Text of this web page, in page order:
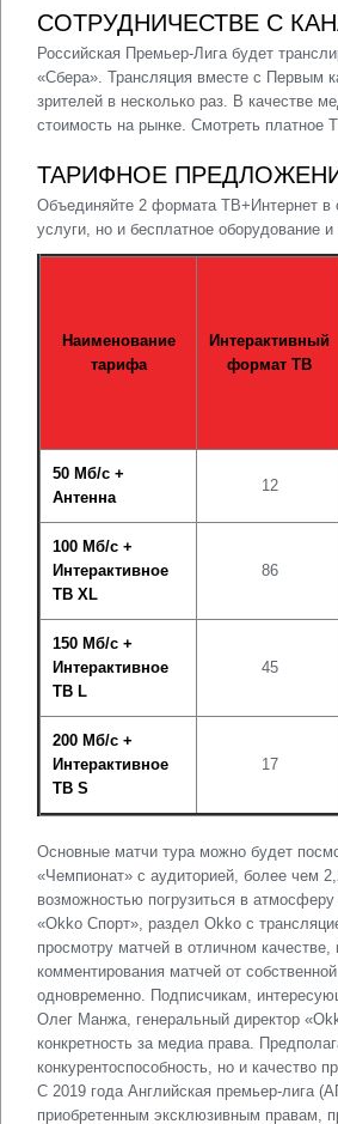
СОТРУДНИЧЕСТВЕ С
Российская Премьер-Лига будет
«Сбера». Трансляция вместе с Первым
зрителей в несколько раз. В качестве
стоимость на рынке. Смотреть
ТАРИФНОЕ
Объединяйте 2 формата ТВ+Интернет в
услуги, но и бесплатное оборудование
Наименование
тарифа
Интерактивный
формат ТВ
50 Мб/с +
Антенна
12
100 Мб/с +
Интерактивное
ТВ XL
86
150 Мб/с +
Интерактивное
ТВ L
45
200 Мб/с +
Интерактивное
ТВ S
17
Основные матчи тура можно будет
«Чемпионат» с аудиторией, более чем
возможностью погрузиться в
«Okko Спорт», раздел Okko с
просмотру матчей в отличном
комментирования матчей от
одновременно. Подписчикам,
Олег Манжа, генеральный директор
конкретность за медиа права.
конкурентоспособность, но и качество
С 2019 года Английская премьер-лига
приобретенным эксклюзивным правам,